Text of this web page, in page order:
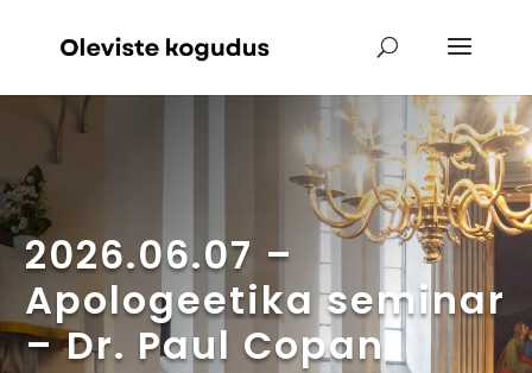
2026.06.07 –
Apologeetika seminar
– Dr. Paul Copan